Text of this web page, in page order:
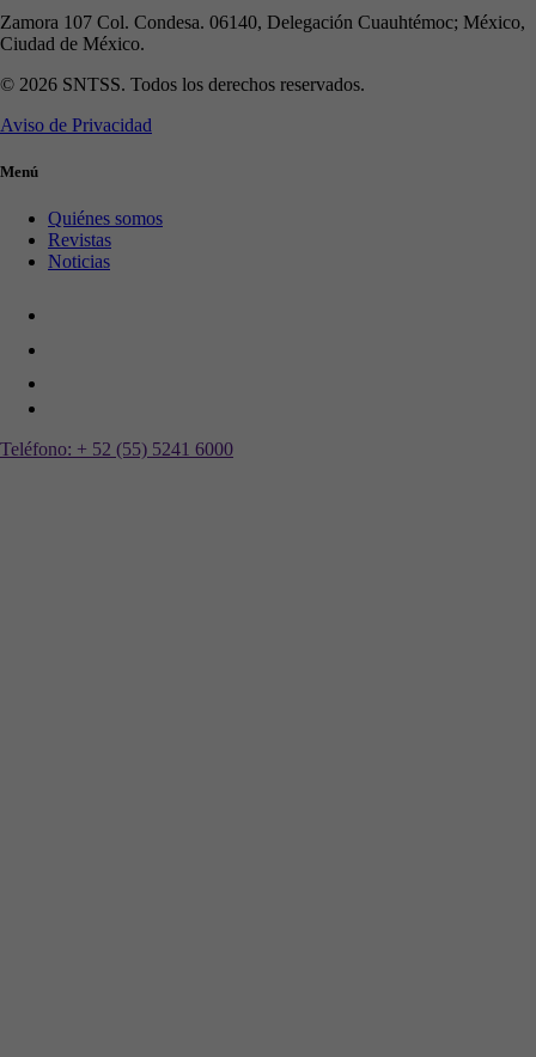
Zamora 107 Col. Condesa. 06140, Delegación Cuauhtémoc; México,
Ciudad de México.
© 2026 SNTSS. Todos los derechos reservados.
Aviso de Privacidad
Menú
Quiénes somos
Revistas
Noticias
Teléfono: + 52 (55) 5241 6000